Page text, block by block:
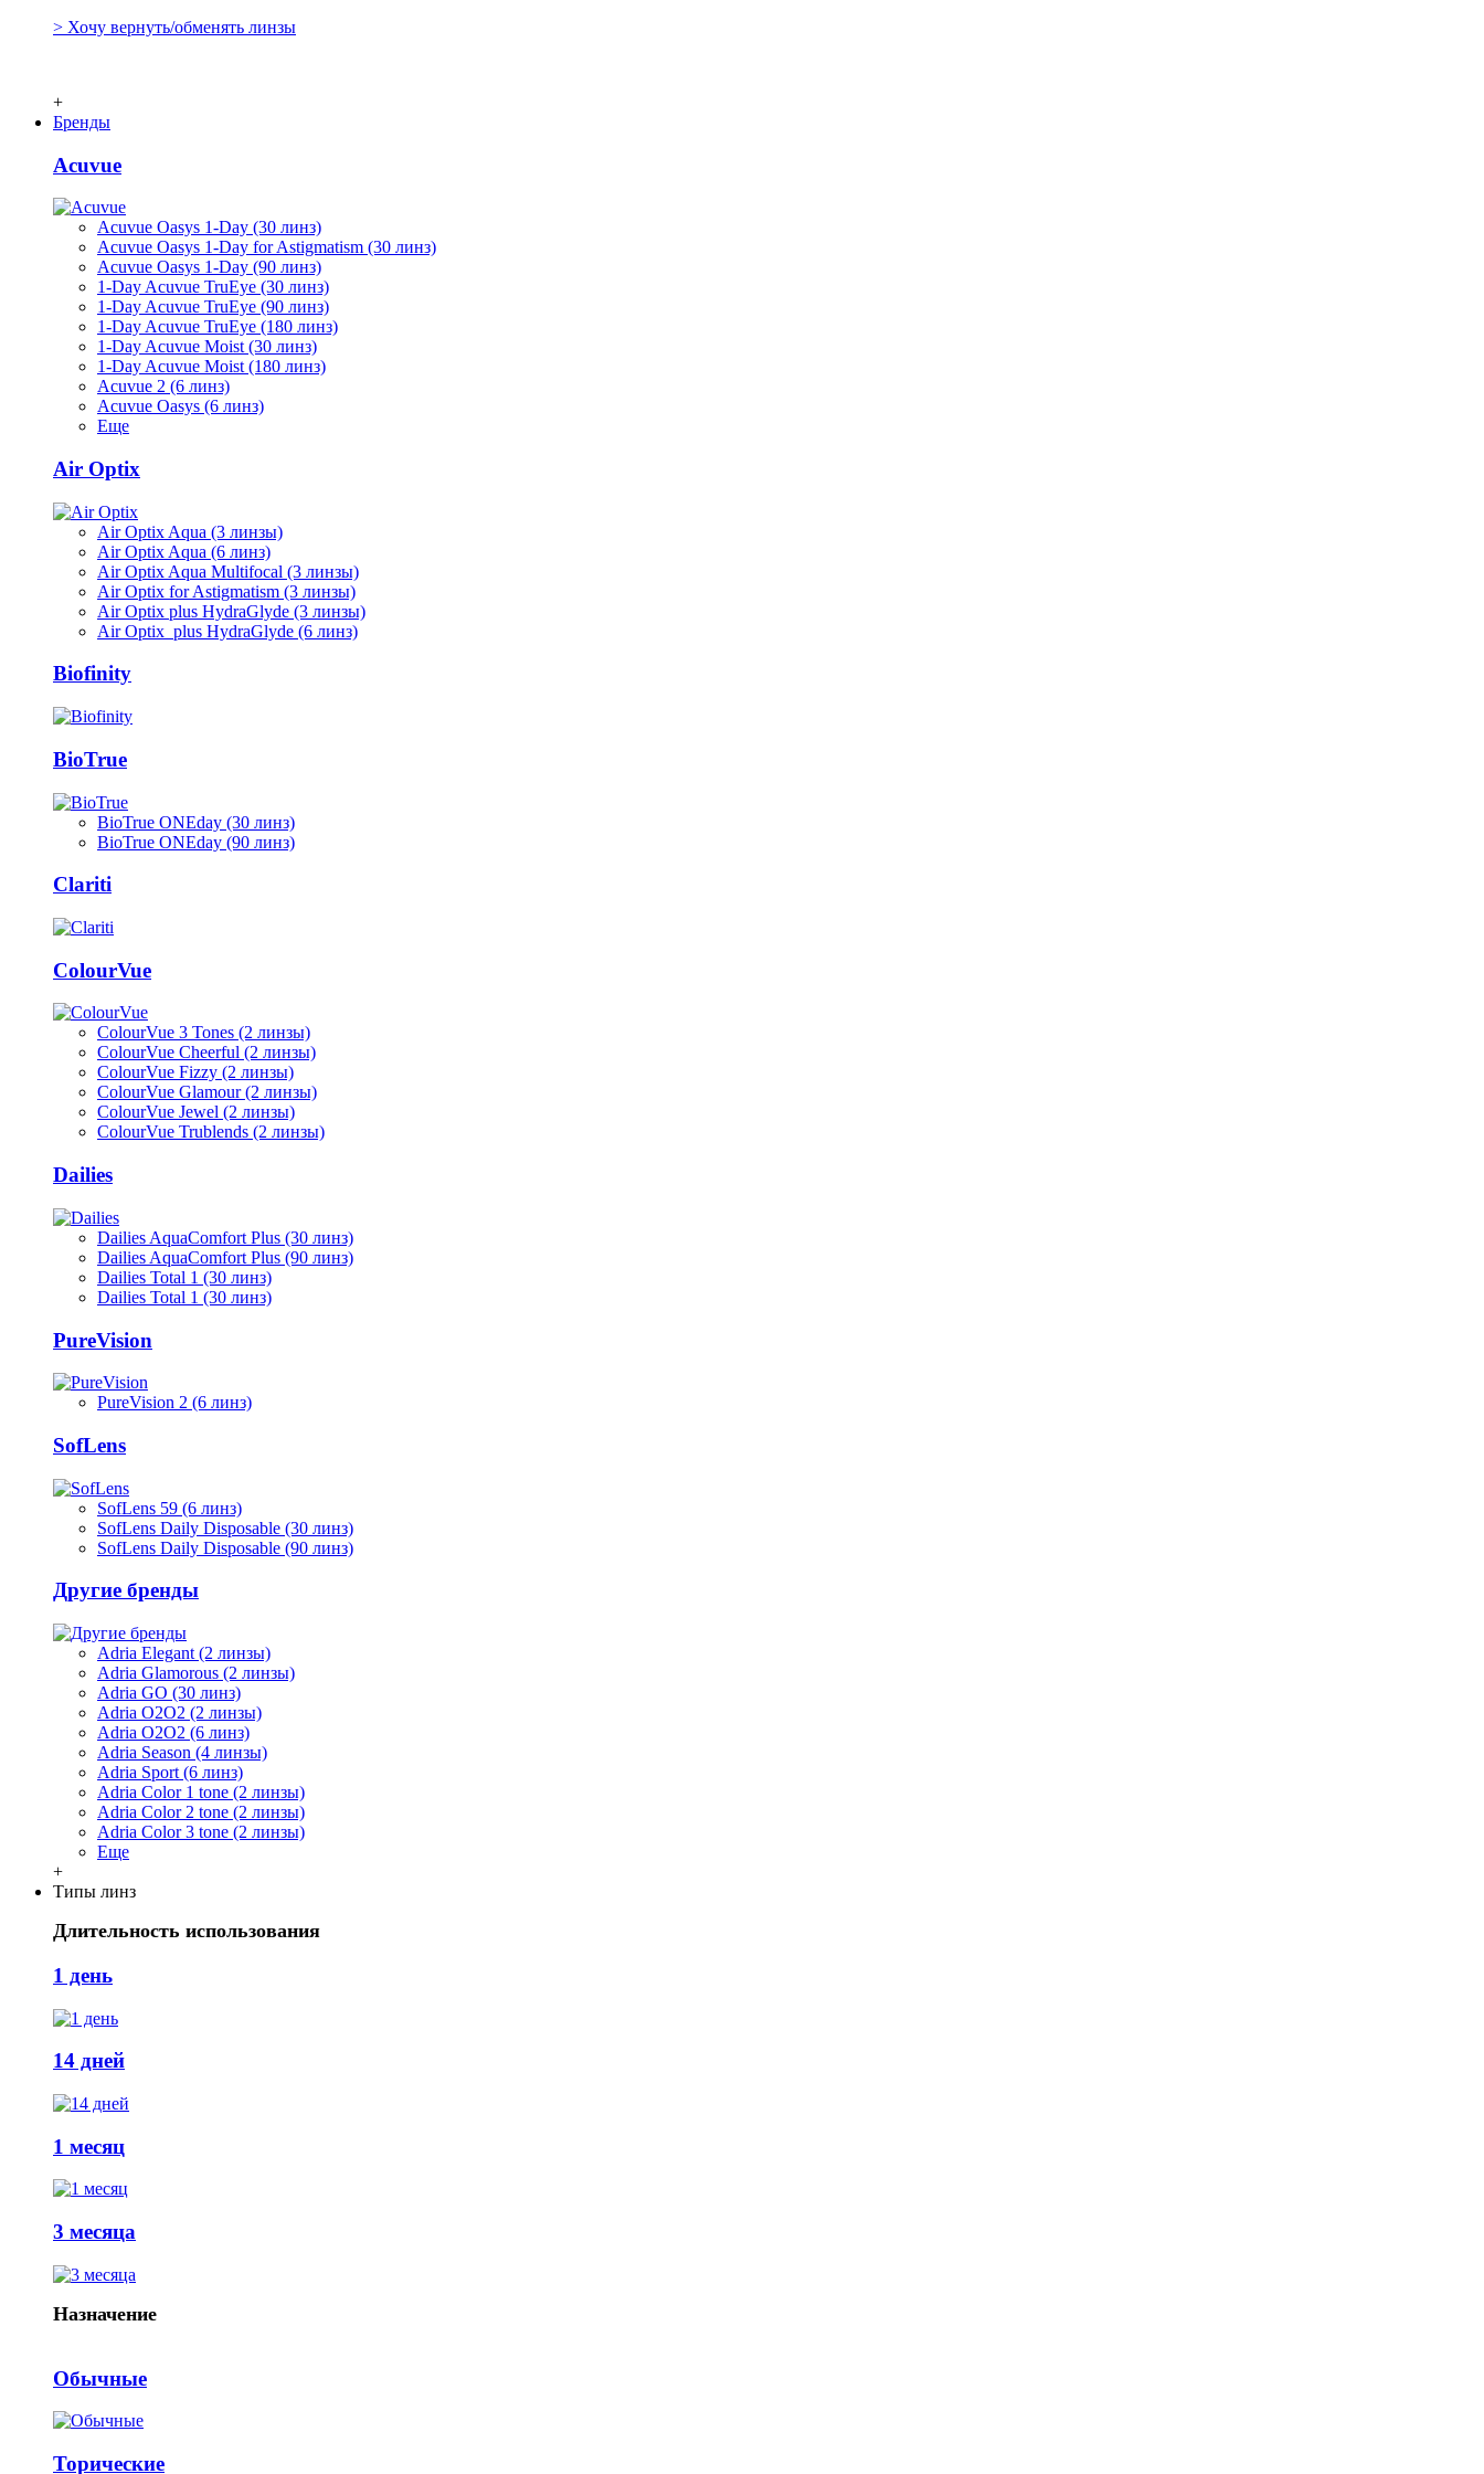
> Хочу вернуть/обменять линзы
+
Бренды
Acuvue
Acuvue Oasys 1-Day (30 линз)
Acuvue Oasys 1-Day for Astigmatism (30 линз)
Acuvue Oasys 1-Day (90 линз)
1-Day Acuvue TruEye (30 линз)
1-Day Acuvue TruEye (90 линз)
1-Day Acuvue TruEye (180 линз)
1-Day Acuvue Moist (30 линз)
1-Day Acuvue Moist (180 линз)
Acuvue 2 (6 линз)
Acuvue Oasys (6 линз)
Еще
Air Optix
Air Optix Aqua (3 линзы)
Air Optix Aqua (6 линз)
Air Optix Aqua Multifocal (3 линзы)
Air Optix for Astigmatism (3 линзы)
Air Optix plus HydraGlyde (3 линзы)
Air Optix plus HydraGlyde (6 линз)
Biofinity
BioTrue
BioTrue ONEday (30 линз)
BioTrue ONEday (90 линз)
Clariti
ColourVue
ColourVue 3 Tones (2 линзы)
ColourVue Cheerful (2 линзы)
ColourVue Fizzy (2 линзы)
ColourVue Glamour (2 линзы)
ColourVue Jewel (2 линзы)
ColourVue Trublends (2 линзы)
Dailies
Dailies AquaComfort Plus (30 линз)
Dailies AquaComfort Plus (90 линз)
Dailies Total 1 (30 линз)
Dailies Total 1 (30 линз)
PureVision
PureVision 2 (6 линз)
SofLens
SofLens 59 (6 линз)
SofLens Daily Disposable (30 линз)
SofLens Daily Disposable (90 линз)
Другие бренды
Adria Elegant (2 линзы)
Adria Glamorous (2 линзы)
Adria GO (30 линз)
Adria O2O2 (2 линзы)
Adria O2O2 (6 линз)
Adria Season (4 линзы)
Adria Sport (6 линз)
Adria Сolor 1 tone (2 линзы)
Adria Сolor 2 tone (2 линзы)
Adria Сolor 3 tone (2 линзы)
Еще
+
Типы линз
Длительность использования
1 день
14 дней
1 месяц
3 месяца
Назначение
Обычные
Торические